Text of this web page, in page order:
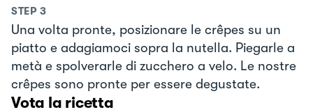
STEP 3
Una volta pronte, posizionare le crêpes su un
piatto e adagiamoci sopra la nutella. Piegarle a
metà e spolverarle di zucchero a velo. Le nostre
crêpes sono pronte per essere degustate.
Vota la ricetta